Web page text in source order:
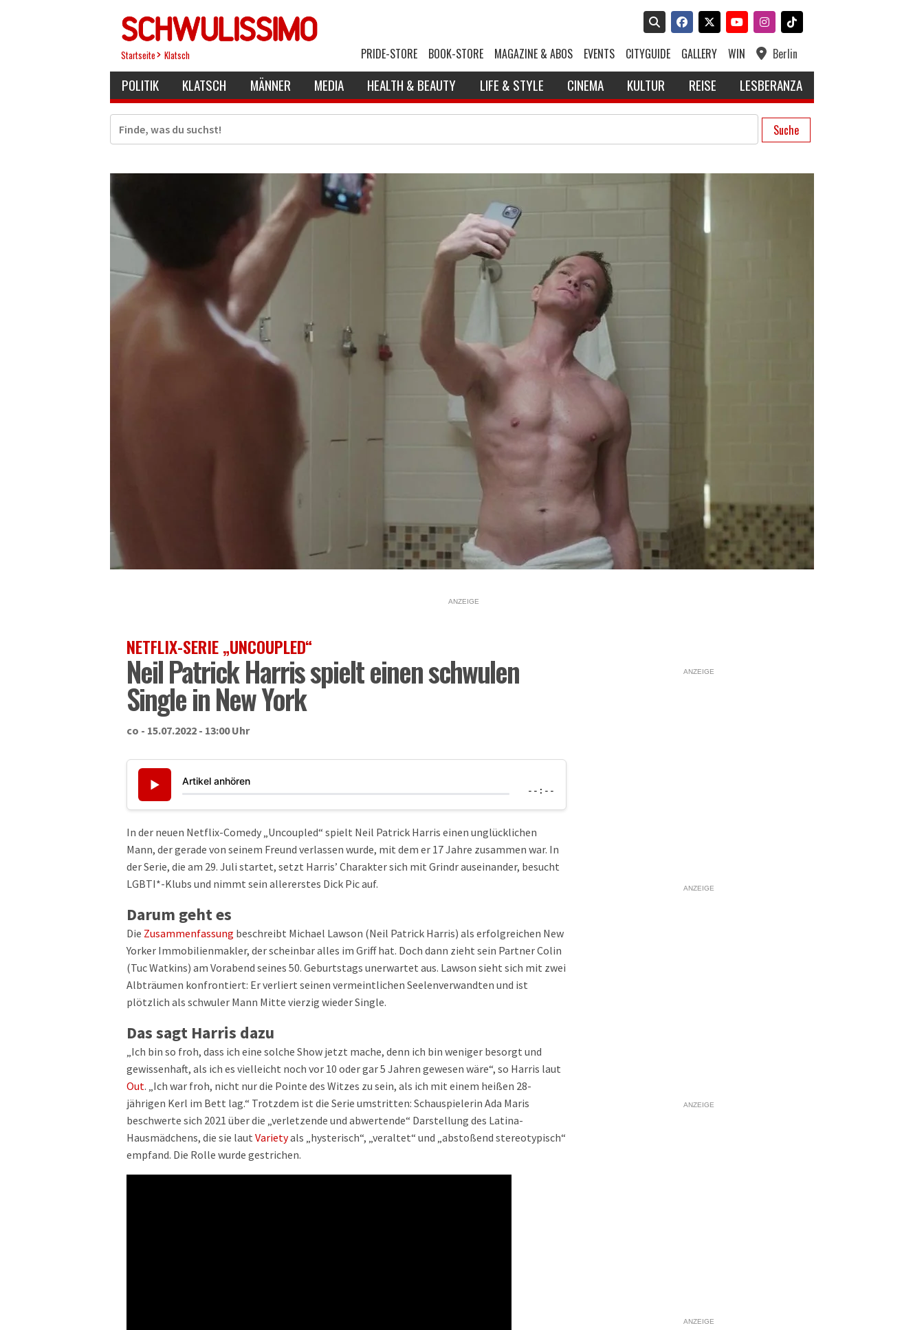
Startseite Klatsch PRIDE-STORE BOOK-STORE MAGAZINE & ABOS EVENTS CITYGUIDE GALLERY WIN Berlin
POLITIK KLATSCH MÄNNER MEDIA HEALTH & BEAUTY LIFE & STYLE CINEMA KULTUR REISE LESBERANZA
Suche
ANZEIGE
NETFLIX-SERIE „UNCOUPLED“
Neil Patrick Harris spielt einen schwulen
Single in New York
co - 15.07.2022 - 13:00 Uhr
▶ Artikel anhören
--:--
In der neuen Netflix-Comedy „Uncoupled“ spielt Neil Patrick Harris einen unglücklichen
Mann, der gerade von seinem Freund verlassen wurde, mit dem er 17 Jahre zusammen war. In
der Serie, die am 29. Juli startet, setzt Harris’ Charakter sich mit Grindr auseinander, besucht
LGBTI*-Klubs und nimmt sein allererstes Dick Pic auf.
Darum geht es
Die Zusammenfassung beschreibt Michael Lawson (Neil Patrick Harris) als erfolgreichen New
Yorker Immobilienmakler, der scheinbar alles im Griff hat. Doch dann zieht sein Partner Colin
(Tuc Watkins) am Vorabend seines 50. Geburtstags unerwartet aus. Lawson sieht sich mit zwei
Albträumen konfrontiert: Er verliert seinen vermeintlichen Seelenverwandten und ist
plötzlich als schwuler Mann Mitte vierzig wieder Single.
Das sagt Harris dazu
„Ich bin so froh, dass ich eine solche Show jetzt mache, denn ich bin weniger besorgt und
gewissenhaft, als ich es vielleicht noch vor 10 oder gar 5 Jahren gewesen wäre“, so Harris laut
Out. „Ich war froh, nicht nur die Pointe des Witzes zu sein, als ich mit einem heißen 28-
jährigen Kerl im Bett lag.“ Trotzdem ist die Serie umstritten: Schauspielerin Ada Maris
beschwerte sich 2021 über die „verletzende und abwertende“ Darstellung des Latina-
Hausmädchens, die sie laut Varietyals „hysterisch“, „veraltet“ und „abstoßend stereotypisch“
empfand. Die Rolle wurde gestrichen.
ANZEIGE
ANZEIGE
ANZEIGE
ANZEIGE